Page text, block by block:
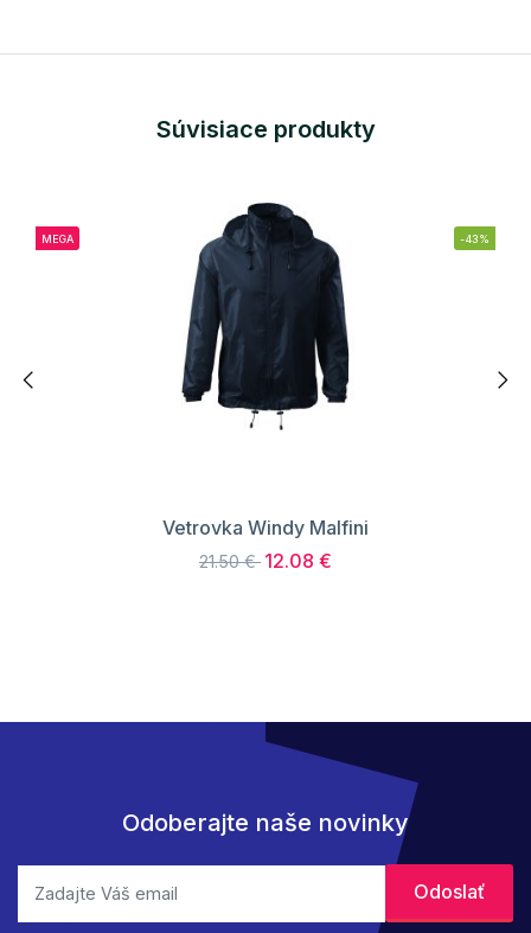
Súvisiace produkty
MEGA -43%
Vetrovka Windy Malfini
21.50 € 12.08 €
Odoberajte naše novinky